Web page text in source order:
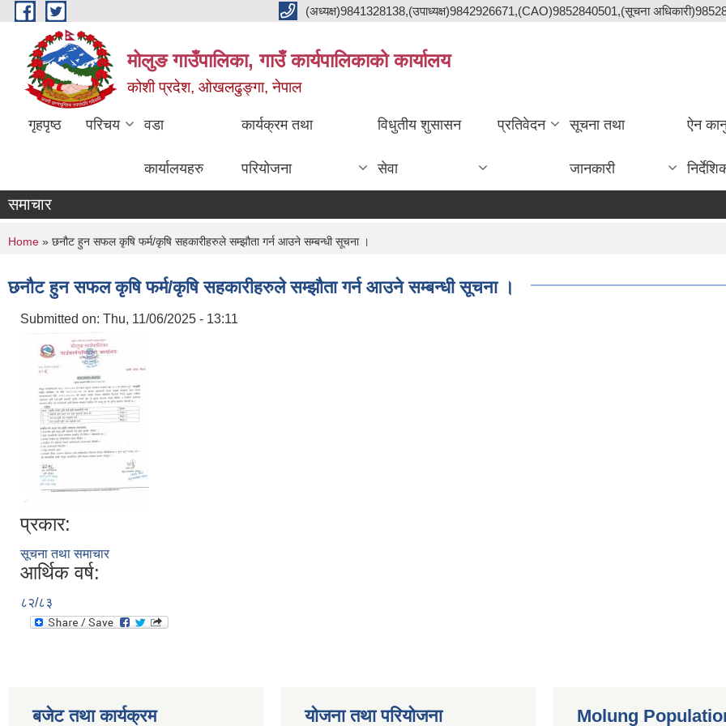
Skip to main content (अध्यक्ष)9841328138,(उपाध्यक्ष)9842926671,(CAO)9852840501,(सूचना
मोलुङ गाउँपालिका, गाउँ कार्यपालिकाको कार्यालय
कोशी प्रदेश, ओखलढुङ्गा, नेपाल
गृहपृष्ठ परिचय वडा
कार्यालयहरु
कार्यक्रम तथा
परियोजना
विधुतीय शुसासन
सेवा
प्रतिवेदन सूचना तथा
जानकारी
ऐन
समाचार
You are here
Home » छनौट हुन सफल कृषि फर्म/कृषि सहकारीहरुले सम्झौता गर्न आउने सम्बन्धी सूचना ।
छनौट हुन सफल कृषि फर्म/कृषि सहकारीहरुले सम्झौता गर्न आउने सम्बन्धी सूचना ।
Submitted on: Thu, 11/06/2025 - 13:11
प्रकार:
सूचना तथा समाचार
आर्थिक वर्ष:
८२/८३
बजेट तथा कार्यक्रम योजना तथा परियोजना
Molung